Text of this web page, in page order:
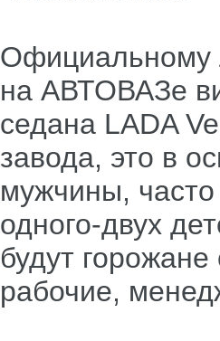
Официальному
на АВТОВАЗе
седана LADA
завода, это в
мужчины,
одного-двух
будут
рабочие,